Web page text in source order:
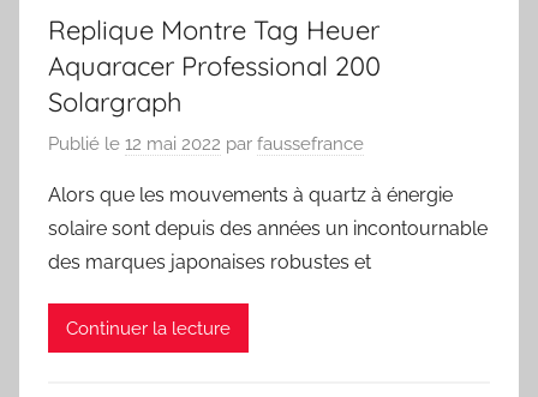
Replique Montre Tag Heuer
Aquaracer Professional 200
Solargraph
Publié le 12 mai 2022 par faussefrance
Alors que les mouvements à quartz à énergie
solaire sont depuis des années un incontournable
des marques japonaises robustes et
Continuer la lecture